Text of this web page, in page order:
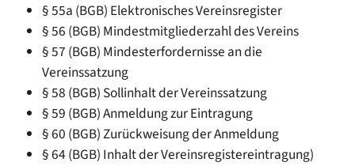
§ 55a (BGB) Elektronisches Vereinsregister
§ 56 (BGB) Mindestmitgliederzahl des Vereins
§ 57 (BGB) Mindesterfordernisse an die
Vereinssatzung
§ 58 (BGB) Sollinhalt der Vereinssatzung
§ 59 (BGB) Anmeldung zur Eintragung
§ 60 (BGB) Zurückweisung der Anmeldung
§ 64 (BGB) Inhalt der Vereinsregistereintragung)